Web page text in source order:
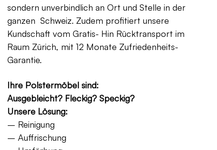
sondern unverbindlich an Ort und Stelle in der
ganzen Schweiz. Zudem profitiert unsere
Kundschaft vom Gratis- Hin Rücktransport im
Raum Zürich, mit 12 Monate Zufriedenheits-
Garantie.
Ihre Polstermöbel sind:
Ausgebleicht? Fleckig? Speckig?
Unsere Lösung:
– Reinigung
– Auffrischung